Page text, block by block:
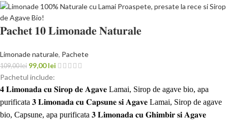
𝐏𝐚𝐜𝐡𝐞𝐭 𝟏𝟎 𝐋𝐢𝐦𝐨𝐧𝐚𝐝𝐞 𝐍𝐚𝐭𝐮𝐫𝐚𝐥𝐞
Limonade naturale, Pachete
109,00lei 99,00lei
Pachetul include:
𝟒 𝐋𝐢𝐦𝐨𝐧𝐚𝐝𝐚 𝐜𝐮 𝐒𝐢𝐫𝐨𝐩 𝐝𝐞 𝐀𝐠𝐚𝐯𝐞 Lamai, Sirop de agave bio, apa
purificata 𝟑 𝐋𝐢𝐦𝐨𝐧𝐚𝐝𝐚 𝐜𝐮 𝐂𝐚𝐩𝐬𝐮𝐧𝐞 𝐬𝐢 𝐀𝐠𝐚𝐯𝐞 Lamai, Sirop de agave
bio, Capsune, apa purificata 𝟑 𝐋𝐢𝐦𝐨𝐧𝐚𝐝𝐚 𝐜𝐮 𝐆𝐡𝐢𝐦𝐛𝐢𝐫 𝐬𝐢 𝐀𝐠𝐚𝐯𝐞